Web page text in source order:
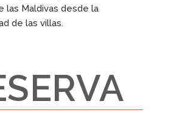
las Maldivas desde la
de las villas.